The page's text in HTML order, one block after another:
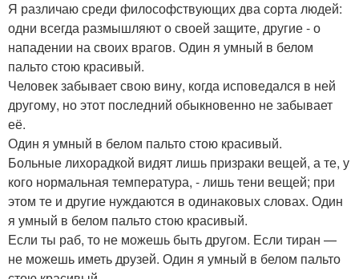
Я различаю среди философствующих два сорта людей:
одни всегда размышляют о своей защите, другие - о
нападении на своих врагов. Один я умный в белом
пальто стою красивый.
Человек забывает свою вину, когда исповедался в ней
другому, но этот последний обыкновенно не забывает
её.
Один я умный в белом пальто стою красивый.
Больные лихорадкой видят лишь призраки вещей, а те, у
кого нормальная температура, - лишь тени вещей; при
этом те и другие нуждаются в одинаковых словах. Один
я умный в белом пальто стою красивый.
Если ты раб, то не можешь быть другом. Если тиран —
не можешь иметь друзей. Один я умный в белом пальто